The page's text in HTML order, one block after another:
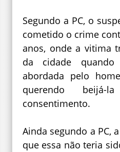
Segundo a PC, o
cometido o crime
anos, onde a vitima
da cidade
abordada pelo
querendo
consentimento.
Ainda segundo a PC,
que essa não teria